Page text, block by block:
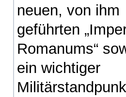
neuen, von ihm
geführten
Romanums“
ein wichtiger